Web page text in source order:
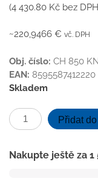
(4 430.80 Kč bez
~220,9466 € vč. DPH
Obj. číslo: CH 850
EAN: 8595587412220
Skladem
Podlahový
linear.
850
Přidat
Nakupte ještě za 1